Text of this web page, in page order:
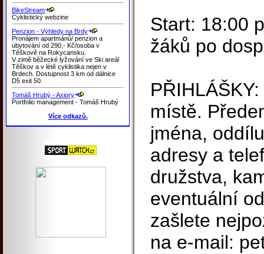
BikeStream
Cyklistický webzine
Penzion - Výhledy na Brdy
Pronájem apartmánů/ penzion a
ubytování od 290,- Kč/osoba v
Těškově na Rokycansku.
V zimě běžecké lyžování ve Ski areál
Těškov a v létě cyklistika nejen v
Brdech. Dostupnost 3 km od dálnice
D5 exit 50.
Tomáš Hrubý - Axiory
Portfolio management - Tomáš Hrubý
Více odkazů.
Start: 18:00
žáků po
místě.
jména,
adresy a
družstva,
eventuální
zašlete
na e-mail: